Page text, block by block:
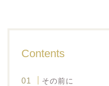
Contents
その前に